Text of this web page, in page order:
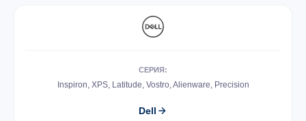
СЕРИЯ:
Inspiron, XPS, Latitude, Vostro, Alienware, Precision
Dell